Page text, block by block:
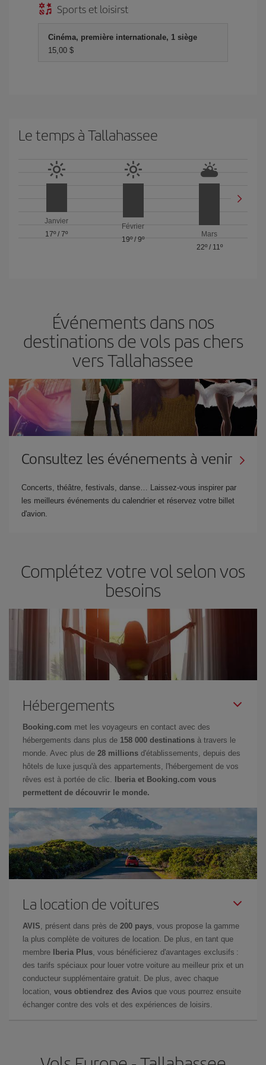
Sports et loisirst
Cinéma, première internationale, 1 siège
15,00 $
Le temps à Tallahassee
Janvier
17º /7º
Février
19º/ 9º
Mars
22º/ 11º
Événements dans nos
destinations de vols pas chers
vers Tallahassee
Consultez les événements à venir
Concerts, théâtre, festivals, danse… Laissez-vous inspirer par
les meilleurs événements du calendrier et réservez votre billet
d'avion.
Complétez votre vol selon vos
besoins
Hébergements
Booking.com met les voyageurs en contact avec des
hébergements dans plus de 158 000 destinations à travers le
monde. Avec plus de 28 millions d'établissements, depuis des
hôtels de luxe jusqu'à des appartements, l'hébergement de vos
rêves est à portée de clic.
Iberia et Booking.com vous
permettent de découvrir le monde.
La location de voitures
AVIS , présent dans près de 200 pays , vous propose la gamme
la plus complète de voitures de location. De plus, en tant que
membre
Iberia Plus , vous bénéficierez d'avantages exclusifs :
des tarifs spéciaux pour louer votre voiture au meilleur prix et un
conducteur supplémentaire gratuit. De plus, avec chaque
location, vous obtiendrez des Avios que vous pourrez ensuite
échanger contre des vols et des expériences de loisirs.